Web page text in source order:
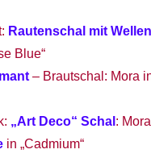
Rautenschal mit
Blue“
– Brautschal: Mora
„Art Deco“ Schal :
in „Cadmium“